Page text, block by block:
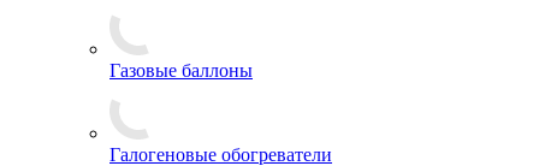
Газовые баллоны
Галогеновые обогреватели